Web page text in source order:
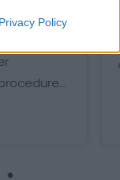
Privacy Policy